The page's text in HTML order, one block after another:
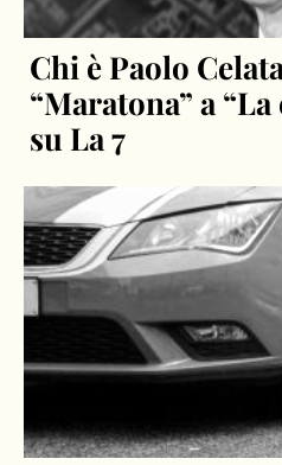
Chi è Paolo
“Maratona” a
su La 7